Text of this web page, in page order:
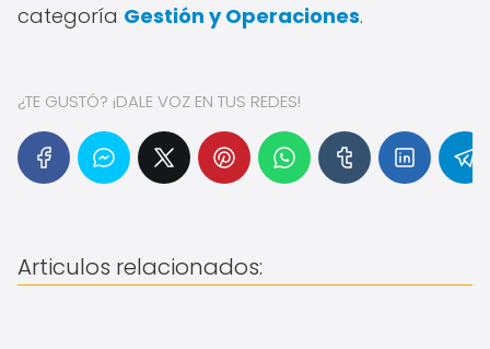
categoría Gestión y Operaciones.
¿TE GUSTÓ? ¡DALE VOZ EN TUS REDES!
Articulos relacionados: